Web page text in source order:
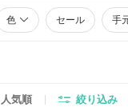
色 セール 手
人気順 絞り込み